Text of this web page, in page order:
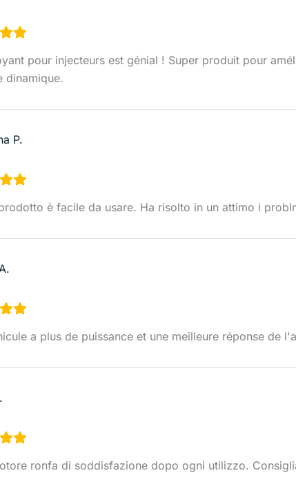
pour injecteurs est génial ! Super produit pour
dinamique.
P.
è facile da usare. Ha risolto in un attimo i
a plus de puissance et une meilleure réponse de
ronfa di soddisfazione dopo ogni utilizzo.